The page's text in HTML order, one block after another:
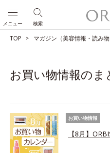
検索
メニュー
TOP マガジン（美容情報・読み物
お買い物情報のま
お買い物情報
【8月】